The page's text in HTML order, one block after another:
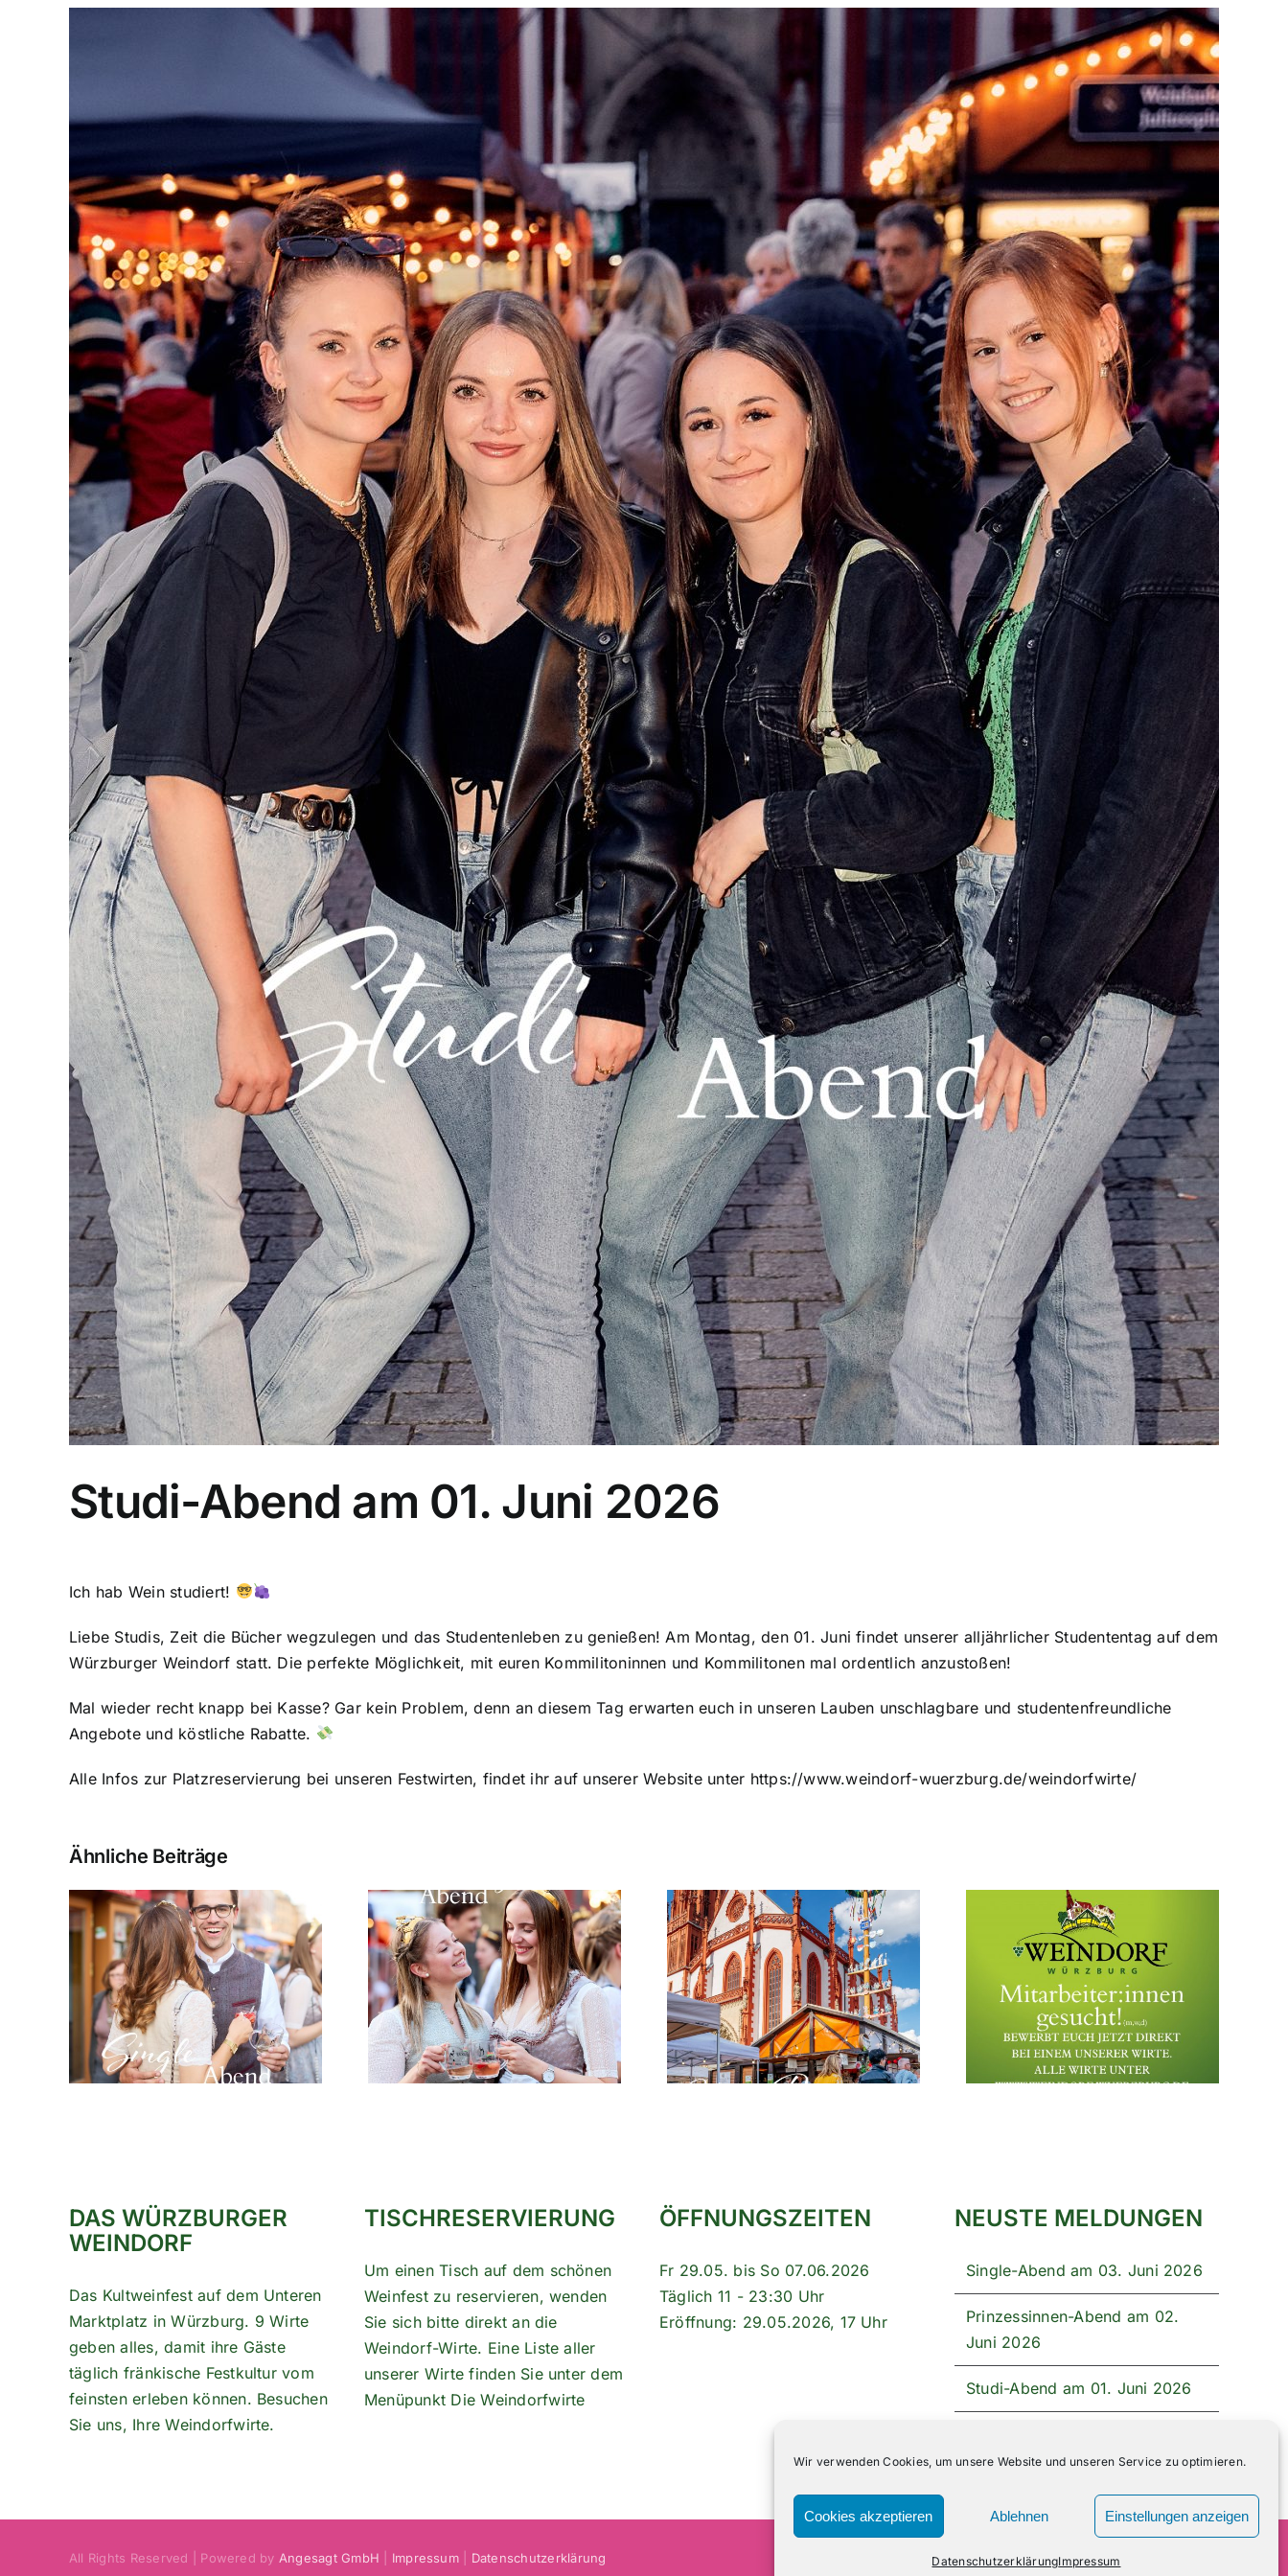
Wir verwenden Cookies, um unsere Website und unseren Service zu optimieren.
Cookies akzeptieren Ablehnen Einstellungen anzeigen
DatenschutzerklärungImpressum
Studi-Abend am 01. Juni 2026
Ich hab Wein studiert!
Liebe Studis, Zeit die Bücher wegzulegen und das Studentenleben zu genießen! Am Montag, den 01. Juni findet unserer alljährlicher Studententag auf dem
Würzburger Weindorf statt. Die perfekte Möglichkeit, mit euren Kommilitoninnen und Kommilitonen mal ordentlich anzustoßen!
Mal wieder recht knapp bei Kasse? Gar kein Problem, denn an diesem Tag erwarten euch in unseren Lauben unschlagbare und studentenfreundliche
Angebote und köstliche Rabatte.
Alle Infos zur Platzreservierung bei unseren Festwirten, findet ihr auf unserer Website unter https://www.weindorf-wuerzburg.de/weindorfwirte/
Ähnliche Beiträge
Prinzessinnen-
Abend am 02. Juni
2026
Unser
Festprogramm
2026
Mitarbeiter:innen
gesucht!
Single-Abend am
03. Juni 2026
DAS WÜRZBURGER
WEINDORF
Das Kultweinfest auf dem Unteren
Marktplatz in Würzburg. 9 Wirte
geben alles, damit ihre Gäste
täglich fränkische Festkultur vom
feinsten erleben können. Besuchen
Sie uns, Ihre Weindorfwirte.
TISCHRESERVIERUNG
Um einen Tisch auf dem schönen
Weinfest zu reservieren, wenden
Sie sich bitte direkt an die
Weindorf-Wirte. Eine Liste aller
unserer Wirte finden Sie unter dem
Menüpunkt Die Weindorfwirte
ÖFFNUNGSZEITEN
Fr 29.05. bis So 07.06.2026
Täglich 11 - 23:30 Uhr
Eröffnung: 29.05.2026, 17 Uhr
NEUSTE MELDUNGEN
Single-Abend am 03. Juni 2026
Prinzessinnen-Abend am 02.
Juni 2026
Studi-Abend am 01. Juni 2026
All Rights Reserved | Powered by Angesagt GmbH Impressum| Datenschutzerklärung